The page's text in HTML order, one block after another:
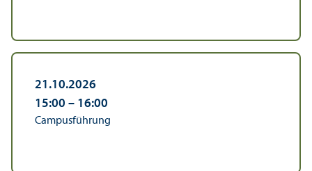
21.10.2026
15:00 – 16:00
Campusführung